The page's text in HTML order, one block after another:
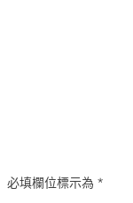
必填欄位標示為*